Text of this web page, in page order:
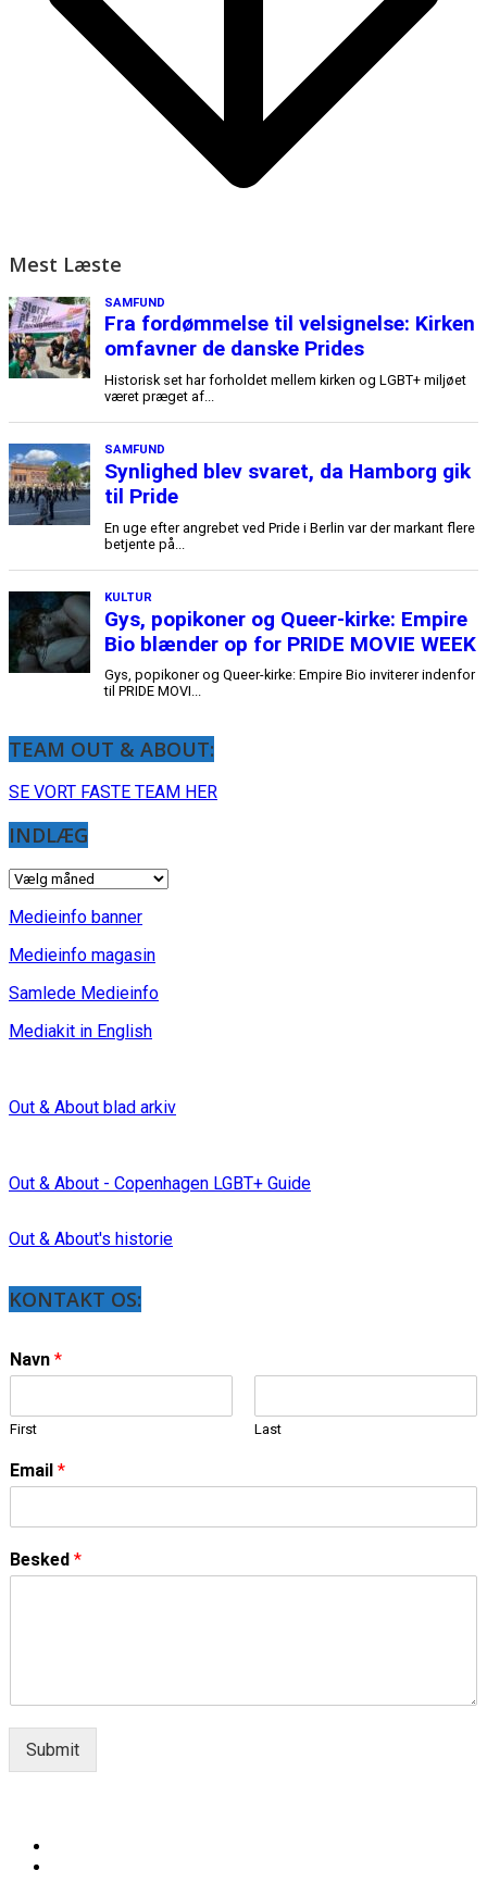
Mest Læste
TEAM OUT & ABOUT:
SE VORT FASTE TEAM HER
INDLÆG
INDLÆG
Medieinfo banner
Medieinfo magasin
Samlede Medieinfo
Mediakit in English
Out & About blad arkiv
Out & About - Copenhagen LGBT+ Guide
Out & About's historie
KONTAKT OS:
Navn *
First Last
Email *
Besked *
Submit